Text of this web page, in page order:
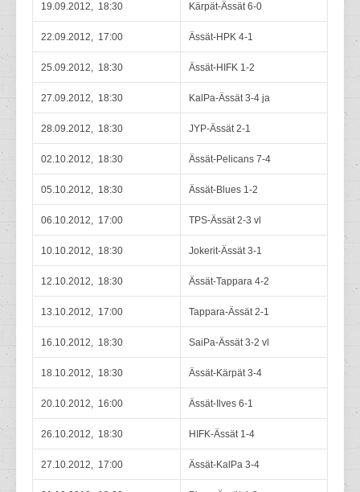
19.09.2012, 18:30 Kärpät-Ässät 6-0
22.09.2012, 17:00 Ässät-HPK 4-1
25.09.2012, 18:30 Ässät-HIFK 1-2
27.09.2012, 18:30 KalPa-Ässät 3-4 ja
28.09.2012, 18:30 JYP-Ässät 2-1
02.10.2012, 18:30 Ässät-Pelicans 7-4
05.10.2012, 18:30 Ässät-Blues 1-2
06.10.2012, 17:00 TPS-Ässät 2-3 vl
10.10.2012, 18:30 Jokerit-Ässät 3-1
12.10.2012, 18:30 Ässät-Tappara 4-2
13.10.2012, 17:00 Tappara-Ässät 2-1
16.10.2012, 18:30 SaiPa-Ässät 3-2 vl
18.10.2012, 18:30 Ässät-Kärpät 3-4
20.10.2012, 16:00 Ässät-Ilves 6-1
26.10.2012, 18:30 HIFK-Ässät 1-4
27.10.2012, 17:00 Ässät-KalPa 3-4